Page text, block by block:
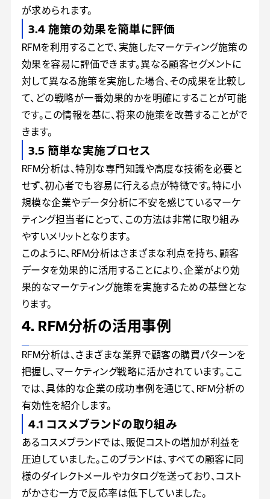
が求められます。
3.4 施策の効果を簡単に評価
RFMを利用することで、実施したマーケティング施策の
効果を容易に評価できます。異なる顧客セグメントに
対して異なる施策を実施した場合、その成果を比較し
て、どの戦略が一番効果的かを明確にすることが可能
です。この情報を基に、将来の施策を改善することがで
きます。
3.5 簡単な実施プロセス
RFM分析は、特別な専門知識や高度な技術を必要と
せず、初心者でも容易に行える点が特徴です。特に小
規模な企業やデータ分析に不安を感じているマーケ
ティング担当者にとって、この方法は非常に取り組み
やすいメリットとなります。
このように、RFM分析はさまざまな利点を持ち、顧客
データを効果的に活用することにより、企業がより効
果的なマーケティング施策を実施するための基盤とな
ります。
4. RFM分析の活用事例
RFM分析は、さまざまな業界で顧客の購買パターンを
把握し、マーケティング戦略に活かされています。ここ
では、具体的な企業の成功事例を通じて、RFM分析の
有効性を紹介します。
4.1 コスメブランドの取り組み
あるコスメブランドでは、販促コストの増加が利益を
圧迫していました。このブランドは、すべての顧客に同
様のダイレクトメールやカタログを送っており、コスト
がかさむ一方で反応率は低下していました。